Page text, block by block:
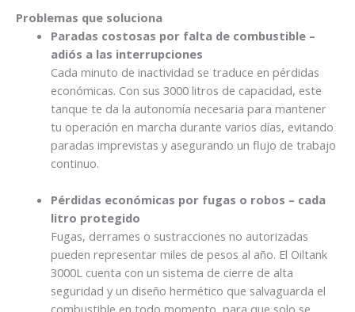
Problemas que soluciona
Paradas costosas por falta de combustible –
adiós a las interrupciones
Cada minuto de inactividad se traduce en pérdidas
económicas. Con sus 3000 litros de capacidad, este
tanque te da la autonomía necesaria para mantener
tu operación en marcha durante varios días, evitando
paradas imprevistas y asegurando un flujo de trabajo
continuo.
Pérdidas económicas por fugas o robos – cada
litro protegido
Fugas, derrames o sustracciones no autorizadas
pueden representar miles de pesos al año. El Oiltank
3000L cuenta con un sistema de cierre de alta
seguridad y un diseño hermético que salvaguarda el